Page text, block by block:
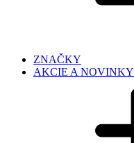
ZNAČKY
AKCIE A NOVINKY